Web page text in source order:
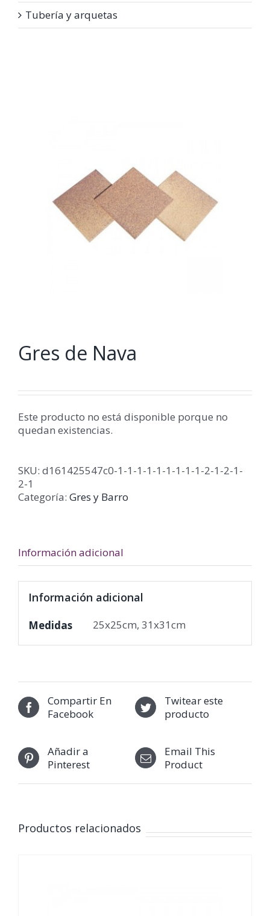
Gres de Nava
Este producto no está disponible porque no
quedan existencias.
SKU: d161425547c0-1-1-1-1-1-1-1-1-1-2-1-2-1-
2-1
Categoría: Gres y Barro
Información adicional
Información adicional
Medidas 25x25cm, 31x31cm
Compartir En
Facebook
Twitear este
producto
Añadir a
Pinterest
Email This
Product
Productos relacionados
Tubería y arquetas